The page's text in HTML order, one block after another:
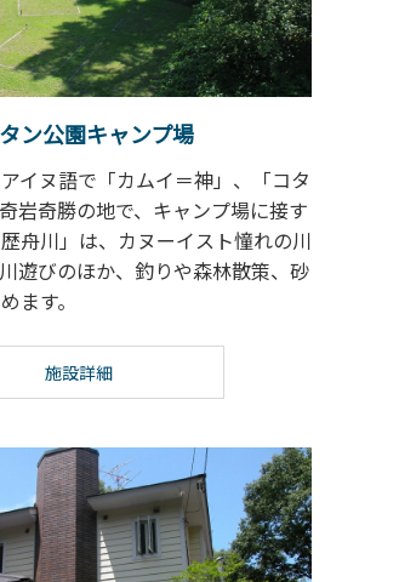
ン公園キャンプ場
イヌ語で「カムイ＝神」、「コタ
岩奇勝の地で、キャンプ場に接す
舟川」は、カヌーイスト憧れの川
遊びのほか、釣りや森林散策、砂
ます。
施設詳細